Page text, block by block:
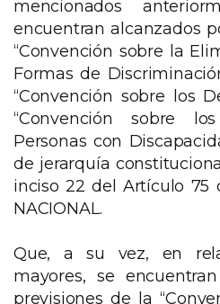
mencionados
encuentran alcanzados
“Convención sobre la
Formas de
“Convención sobre los
“Convención sobre
Personas con
de jerarquía
inciso 22 del Artículo 75
NACIONAL.
Que, a su vez, en
mayores, se
previsiones de la